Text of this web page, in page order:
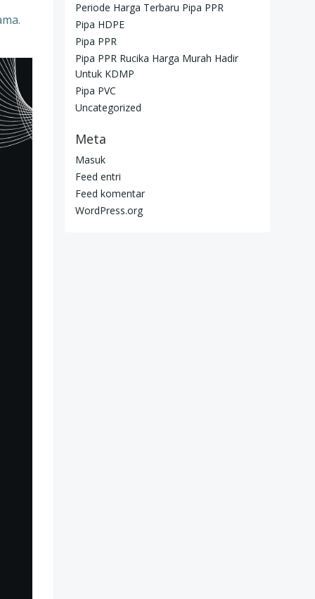
Periode Harga Terbaru Pipa PPR
Pipa HDPE
Pipa PPR
Pipa PPR Rucika Harga Murah Hadir
Untuk KDMP
Pipa PVC
Uncategorized
Meta
Masuk
Feed entri
Feed komentar
WordPress.org